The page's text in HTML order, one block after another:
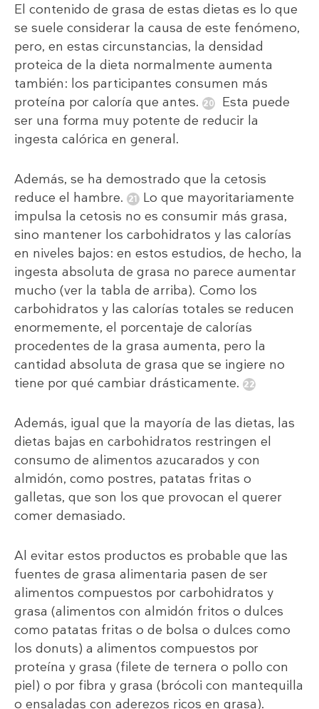
El contenido de grasa de estas dietas es lo que
se suele considerar la causa de este fenómeno,
pero, en estas circunstancias, la densidad
proteica de la dieta normalmente aumenta
también: los participantes consumen más
proteína por caloría que antes.
Esta puede
ser una forma muy potente de reducir la
ingesta calórica en general.
Además, se ha demostrado que la cetosis
reduce el hambre.
Lo que mayoritariamente
impulsa la cetosis no es consumir más grasa,
sino mantener los carbohidratos y las calorías
en niveles bajos: en estos estudios, de hecho, la
ingesta absoluta de grasa no parece aumentar
mucho (ver la tabla de arriba). Como los
carbohidratos y las calorías totales se reducen
enormemente, el porcentaje de calorías
procedentes de la grasa aumenta, pero la
cantidad absoluta de grasa que se ingiere no
tiene por qué cambiar drásticamente.
Además, igual que la mayoría de las dietas, las
dietas bajas en carbohidratos restringen el
consumo de alimentos azucarados y con
almidón, como postres, patatas fritas o
galletas, que son los que provocan el querer
comer demasiado.
Al evitar estos productos es probable que las
fuentes de grasa alimentaria pasen de ser
alimentos compuestos por carbohidratos y
grasa (alimentos con almidón fritos o dulces
como patatas fritas o de bolsa o dulces como
los donuts) a alimentos compuestos por
proteína y grasa (filete de ternera o pollo con
piel) o por fibra y grasa (brócoli con mantequilla
o ensaladas con aderezos ricos en grasa).